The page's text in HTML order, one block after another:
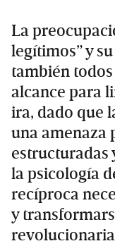
La
legítimos” y
también
alcance para
ira, dado que
una amenaza
estructuradas
la psicología
recíproca
y